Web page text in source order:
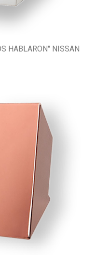
HABLARON" NISSAN